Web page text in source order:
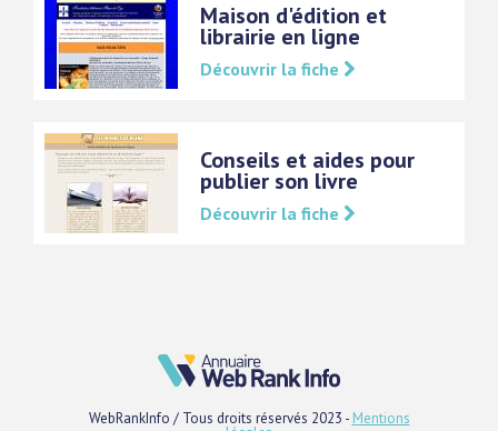
Maison d'édition et
librairie en ligne
Découvrir la fiche
Conseils et aides pour
publier son livre
Découvrir la fiche
WebRankInfo / Tous droits réservés 2023 - Mentions